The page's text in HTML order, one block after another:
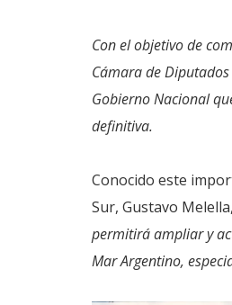
Con el objetivo de
Cámara de
Gobierno Nacional
definitiva.
Conocido este
Sur, Gustavo
permitirá ampliar y
Mar Argentino,